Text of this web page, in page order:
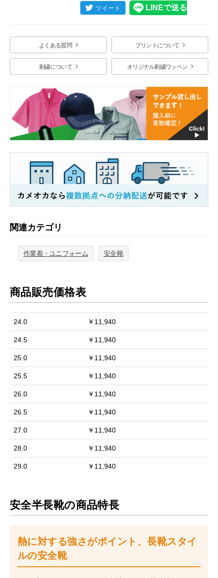
よくある質問 プリントについて
刺繍について オリジナル刺繍ワッペン
関連カテゴリ
作業着・ユニフォーム 安全靴
商品販売価格表
24.0 ￥11,940
24.5 ￥11,940
25.0 ￥11,940
25.5 ￥11,940
26.0 ￥11,940
26.5 ￥11,940
27.0 ￥11,940
28.0 ￥11,940
29.0 ￥11,940
安全半長靴の商品特長
熱に対する強さがポイント、長靴スタイ
ルの安全靴